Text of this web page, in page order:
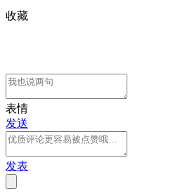
收藏
表情
发送
发表